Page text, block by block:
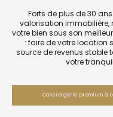
Forts de plus de 30
valorisation immobilière,
votre bien sous son
: faire de votre location
source de revenus stable
votre
Conciergerie premium à